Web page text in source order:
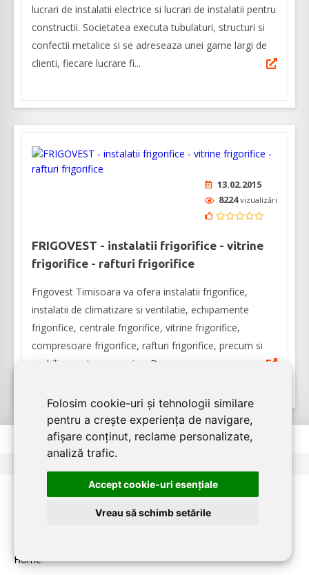
Folosim cookie-uri și tehnologii similare
pentru a crește experiența de navigare,
afișare conținut, reclame personalizate,
analiză trafic.
Accept cookie-uri esenţiale
Vreau să schimb setările
lucrari de instalatii electrice si lucrari de instalatii pentru
constructii. Societatea executa tubulaturi, structuri si
confectii metalice si se adreseaza unei game largi de
clienti, fiecare lucrare fi...
13.02.2015
8224vizualizări
FRIGOVEST - instalatii frigorifice - vitrine
frigorifice - rafturi frigorifice
Frigovest Timisoara va ofera instalatii frigorifice,
instalatii de climatizare si ventilatie, echipamente
frigorifice, centrale frigorifice, vitrine frigorifice,
compresoare frigorifice, rafturi frigorifice, precum si
mobilier pentru magazine. De as...
Home